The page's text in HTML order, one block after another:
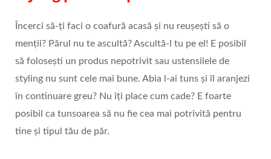
Încerci să-ți faci o coafură acasă și nu reușești să o
menții? Părul nu te ascultă? Ascultă-l tu pe el! E posibil
să folosești un produs nepotrivit sau ustensilele de
styling nu sunt cele mai bune. Abia l-ai tuns și îl aranjezi
în continuare greu? Nu îți place cum cade? E foarte
posibil ca tunsoarea să nu fie cea mai potrivită pentru
tine și tipul tău de păr.